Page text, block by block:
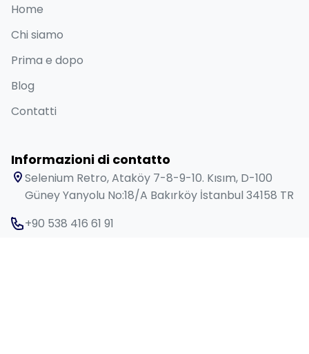
Home
Chi siamo
Prima e dopo
Blog
Contatti
Informazioni di contatto
Selenium Retro, Ataköy 7-8-9-10. Kısım, D-100
Güney Yanyolu No:18/A Bakırköy İstanbul 34158 TR
+90 538 416 61 91